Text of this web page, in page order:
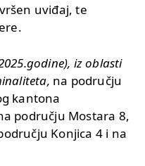
uviđaj, te
iz oblasti
na području
kantona
području Mostara 8,
Konjica 4 i na